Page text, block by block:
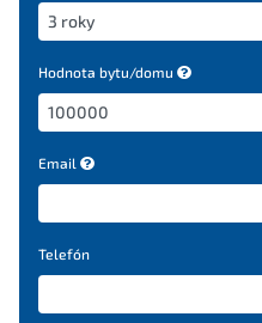
Hodnota bytu/domu
Email
Telefón